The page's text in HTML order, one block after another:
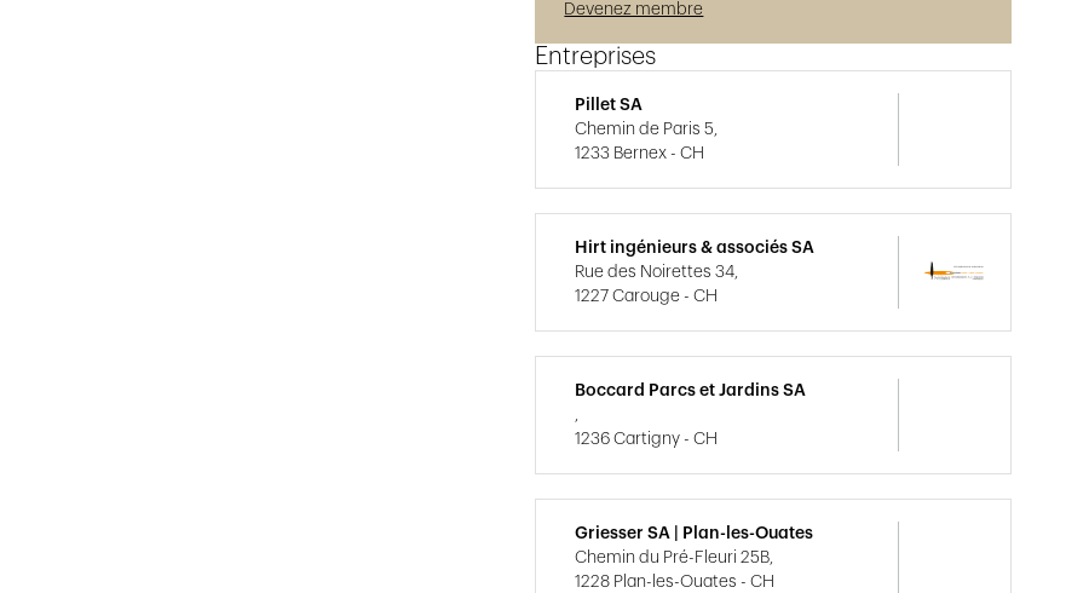
Devenez membre
Entreprises
Pillet SA
Chemin de Paris 5,
1233 Bernex - CH
Hirt ingénieurs & associés SA
Rue des Noirettes 34,
1227 Carouge - CH
Boccard Parcs et Jardins SA
,
1236 Cartigny - CH
Griesser SA | Plan-les-Ouates
Chemin du Pré-Fleuri 25B,
1228 Plan-les-Ouates - CH